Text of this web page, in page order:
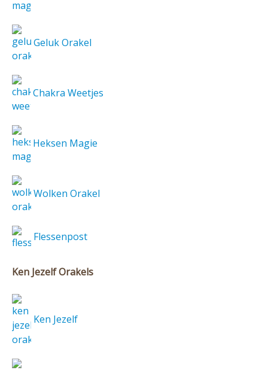
Geluk Orakel
Chakra Weetjes
Heksen Magie
Wolken Orakel
Flessenpost
Ken Jezelf Orakels
Ken Jezelf